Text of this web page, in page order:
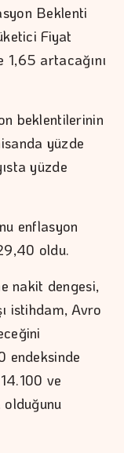
Beklenti
Fiyat
1,65 artacağını
beklentilerinin
yüzde
yüzde
enflasyon
oldu.
nakit dengesi,
istihdam, Avro
endeksinde
ve